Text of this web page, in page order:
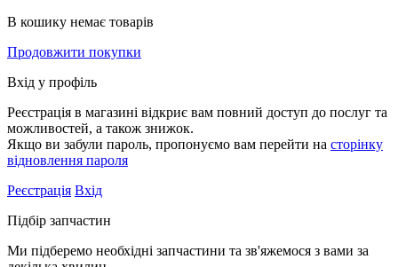
В кошику немає товарів
Продовжити покупки
Вхід у профіль
Реєстрація в магазині відкриє вам повний доступ до послуг та
можливостей, а також знижок.
Якщо ви забули пароль, пропонуємо вам перейти на сторінку
відновлення пароля
Реєстрація Вхід
Підбір запчастин
Ми підберемо необхідні запчастини та зв'яжемося з вами за